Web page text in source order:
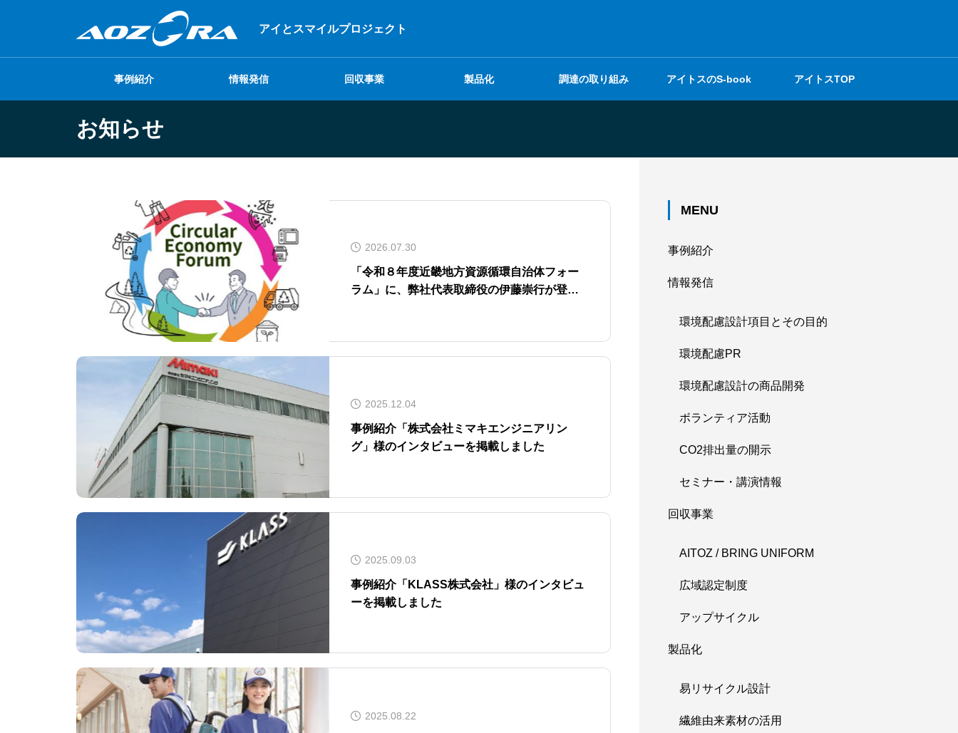
アイとスマイルプロジェクト
事例紹介 情報発信 回収事業 製品化 調達の取り組み アイトスのS-book アイトスTOP
お知らせ
2026.07.30
「令和８年度近畿地方資源循環自治体フォー
ラム」に、弊社代表取締役の伊藤崇行が登壇
2025.12.04
事例紹介「株式会社ミマキエンジニアリン
グ」様のインタビューを掲載しました
2025.09.03
事例紹介「KLASS株式会社」様のインタビュ
ーを掲載しました
2025.08.22
MENU
事例紹介
情報発信
環境配慮設計項目とその目的
環境配慮PR
環境配慮設計の商品開発
ボランティア活動
CO2排出量の開示
セミナー・講演情報
回収事業
AITOZ / BRING UNIFORM
広域認定制度
アップサイクル
製品化
易リサイクル設計
繊維由来素材の活用